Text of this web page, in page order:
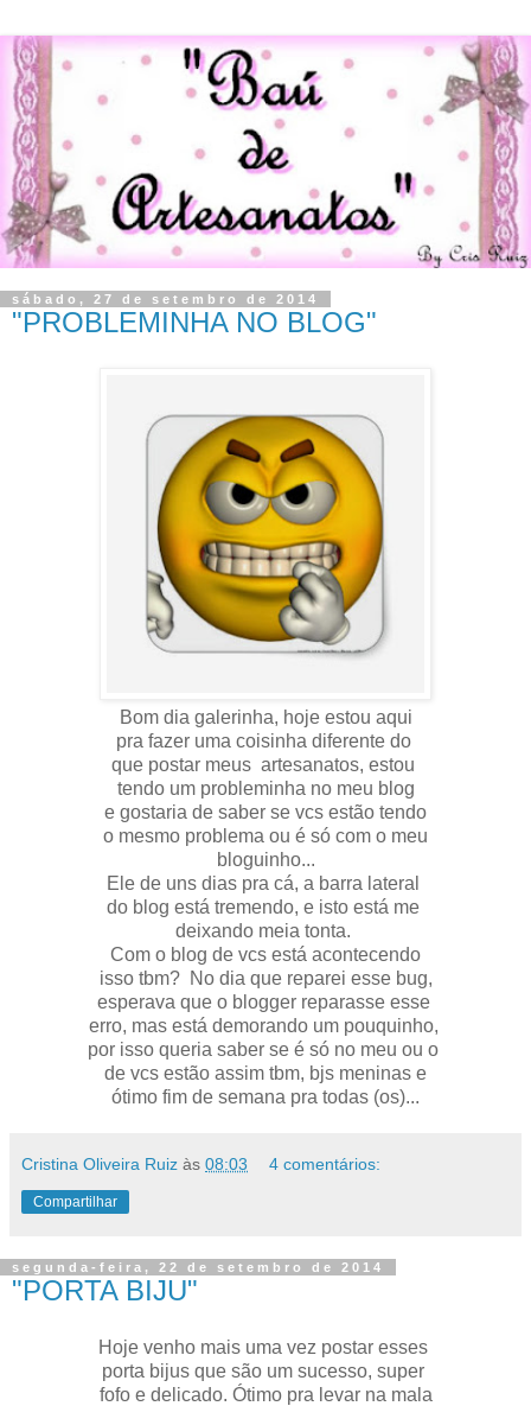
sábado, 27 de setembro de 2014
"PROBLEMINHA NO BLOG"
Bom dia galerinha, hoje estou aqui
pra fazer uma coisinha diferente do
que postar meus artesanatos, estou
tendo um probleminha no meu blog
e gostaria de saber se vcs estão tendo
o mesmo problema ou é só com o meu
bloguinho...
Ele de uns dias pra cá, a barra lateral
do blog está tremendo, e isto está me
deixando meia tonta.
Com o blog de vcs está acontecendo
isso tbm? No dia que reparei esse bug,
esperava que o blogger reparasse esse
erro, mas está demorando um pouquinho,
por isso queria saber se é só no meu ou o
de vcs estão assim tbm, bjs meninas e
ótimo fim de semana pra todas (os)...
Cristina Oliveira Ruiz às 08:03 4 comentários:
Compartilhar
segunda-feira, 22 de setembro de 2014
"PORTA BIJU"
Hoje venho mais uma vez postar esses
porta bijus que são um sucesso, super
fofo e delicado. Ótimo pra levar na mala